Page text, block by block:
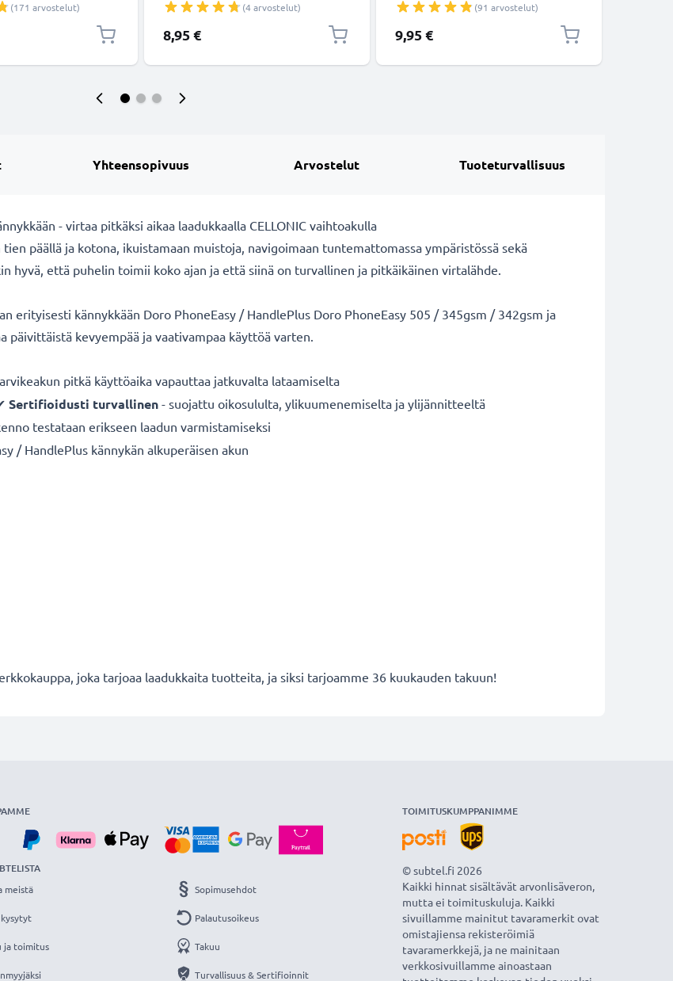
ja tarra -
(171 arvostelut)
avaimille, aukko kuulokejohdolle
(4 arvostelut)
8,95 €
5W, 1A / 1000mA, 1.1m latausjohto,
laturi
(91 arvostelut)
9,95 €
Yhteensopivuus Arvostelut Tuoteturvallisuus
- virtaa pitkäksi aikaa laadukkaalla CELLONIC vaihtoakulla
päällä ja kotona, ikuistamaan muistoja, navigoimaan tuntemattomassa ympäristössä sekä
hyvä, että puhelin toimii koko ajan ja että siinä on turvallinen ja pitkäikäinen virtalähde.
erityisesti kännykkään Doro PhoneEasy / HandlePlus Doro PhoneEasy 505 / 345gsm / 342gsm ja
kevyempää ja vaativampaa käyttöä varten.
pitkä käyttöaika vapauttaa jatkuvalta lataamiselta
Sertifioidusti turvallinen - suojattu oikosululta, ylikuumenemiselta ja ylijännitteeltä
testataan erikseen laadun varmistamiseksi
/ HandlePlus kännykän alkuperäisen akun
joka tarjoaa laadukkaita tuotteita, ja siksi tarjoamme 36 kuukauden takuun!
meistä
kysytyt
ja toimitus
Sopimusehdot
Palautusoikeus
Takuu
Turvallisuus & Sertifioinnit
TOIMITUSKUMPPANIMME
© subtel.fi 2026
Kaikki hinnat sisältävät arvonlisäveron,
mutta ei toimituskuluja. Kaikki
sivuillamme mainitut tavaramerkit ovat
omistajiensa rekisteröimiä
tavaramerkkejä, ja ne mainitaan
verkkosivuillamme ainoastaan